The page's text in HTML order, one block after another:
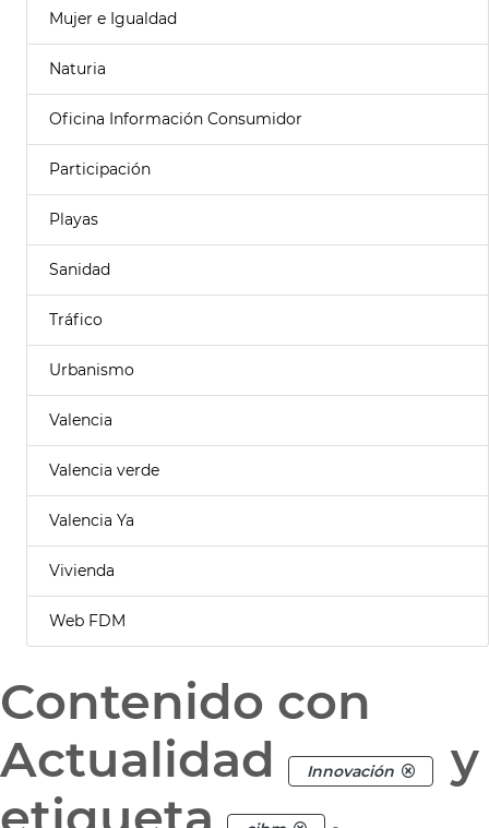
Mujer e Igualdad
Naturia
Oficina Información Consumidor
Participación
Playas
Sanidad
Tráfico
Urbanismo
Valencia
Valencia verde
Valencia Ya
Vivienda
Web FDM
Contenido con
Actualidad
Innovación
y